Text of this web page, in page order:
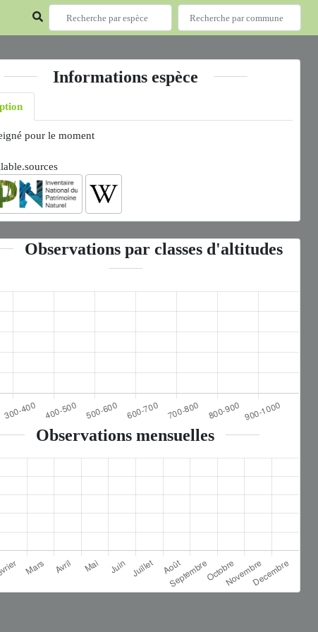
Informations espèce
pour le moment
Observations par classes d'altitudes
Observations mensuelles